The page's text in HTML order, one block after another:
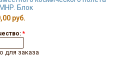
Блок
руб.
*
для заказа